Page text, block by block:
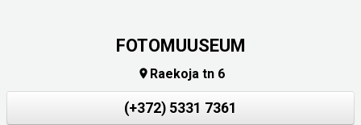
FOTOMUUSEUM
 Raekoja tn 6
(+372) 5331 7361